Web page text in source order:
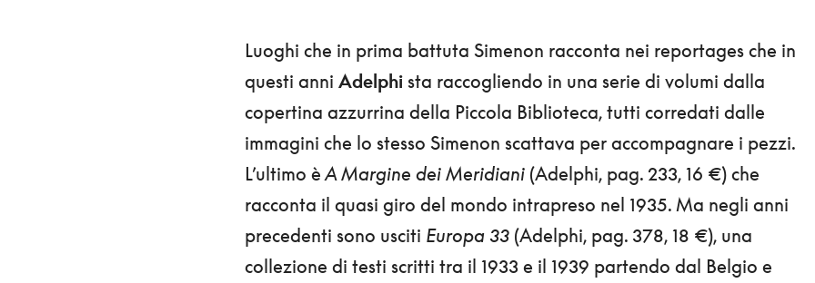
Luoghi che in prima battuta Simenon racconta nei reportages che in
questi anni Adelphista raccogliendo in una serie di volumi dalla
copertina azzurrina della Piccola Biblioteca, tutti corredati dalle
immagini che lo stesso Simenon scattava per accompagnare i pezzi.
L’ultimo è A Margine dei Meridiani (Adelphi, pag. 233, 16 €) che
racconta il quasi giro del mondo intrapreso nel 1935. Ma negli anni
precedenti sono usciti Europa 33(Adelphi, pag. 378, 18 €), una
collezione di testi scritti tra il 1933 e il 1939 partendo dal Belgio e